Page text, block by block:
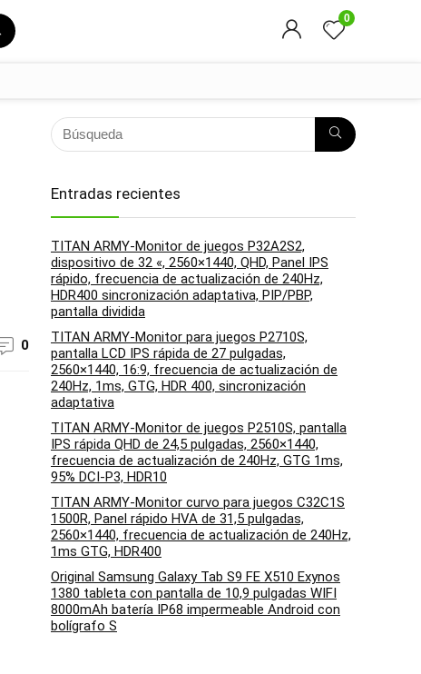
0
0
Entradas recientes
TITAN ARMY-Monitor de juegos P32A2S2,
dispositivo de 32 «, 2560×1440, QHD, Panel IPS
rápido, frecuencia de actualización de 240Hz,
HDR400 sincronización adaptativa, PIP/PBP,
pantalla dividida
TITAN ARMY-Monitor para juegos P2710S,
pantalla LCD IPS rápida de 27 pulgadas,
2560×1440, 16:9, frecuencia de actualización de
240Hz, 1ms, GTG, HDR 400, sincronización
adaptativa
TITAN ARMY-Monitor de juegos P2510S, pantalla
IPS rápida QHD de 24,5 pulgadas, 2560×1440,
frecuencia de actualización de 240Hz, GTG 1ms,
95% DCI-P3, HDR10
TITAN ARMY-Monitor curvo para juegos C32C1S
1500R, Panel rápido HVA de 31,5 pulgadas,
2560×1440, frecuencia de actualización de 240Hz,
1ms GTG, HDR400
Original Samsung Galaxy Tab S9 FE X510 Exynos
1380 tableta con pantalla de 10,9 pulgadas WIFI
8000mAh batería IP68 impermeable Android con
bolígrafo S